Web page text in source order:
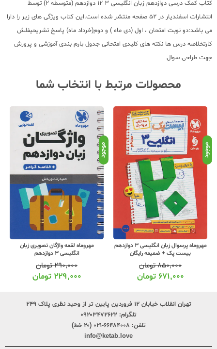
کتاب کمک درسی دوازدهم
زبان انگلیسی 3 12 دوازدهم (متوسطه 2) توسط
انتشارات اسفندیار در 52 صفحه منتشر شده است.این کتاب ویژگی های زیر را دارا
می باشد:دو نوبت امتحان ، اول (دی ماه ) و دوم(خرداد ماه) پاسخ تشریحیفلش
کارتخلاصه درس ها نکته های کلیدی امتحانی جدول بارم بندی آموزشی و پرورش
جهت طراحی سوال
محصولات مرتبط با انتخاب شما
موجود
مهروماه پرسوال زبان انگلیسی 3 دوازدهم
بیست پک + ضمیمه رایگان
۸۵۰,۰۰۰تومان
۶۷۱,۰۰۰ تومان
موجود
مهروماه لقمه واژگان تصویری زبان
انگلیسی 3 دوازدهم
۲۹۰,۰۰۰تومان
۲۲۹,۰۰۰ تومان
تهران انقلاب خیابان ۱۲ فروردین پایین تر از وحید نظری پلاک ۲۴۹
تلگرام: ۰۹۲۰۳۴۷۲۶۲۲
تلفن: ۶۶۴۸۴۰۰۸-۰۲۱ (۲۰ خط)
info@ketab.love